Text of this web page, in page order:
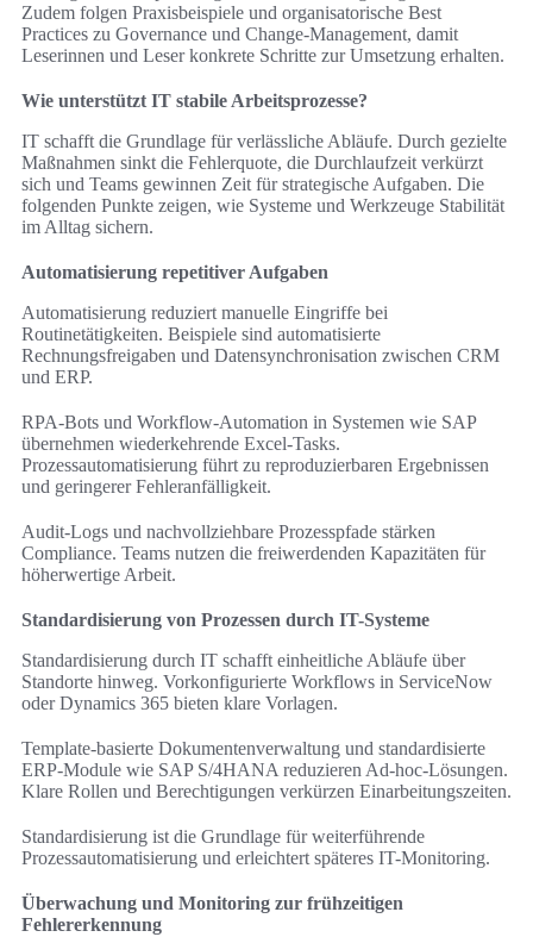
Zudem folgen Praxisbeispiele und organisatorische Best
Practices zu Governance und Change-Management, damit
Leserinnen und Leser konkrete Schritte zur Umsetzung erhalten.
Wie unterstützt IT stabile Arbeitsprozesse?
IT schafft die Grundlage für verlässliche Abläufe. Durch gezielte
Maßnahmen sinkt die Fehlerquote, die Durchlaufzeit verkürzt
sich und Teams gewinnen Zeit für strategische Aufgaben. Die
folgenden Punkte zeigen, wie Systeme und Werkzeuge Stabilität
im Alltag sichern.
Automatisierung repetitiver Aufgaben
Automatisierung reduziert manuelle Eingriffe bei
Routinetätigkeiten. Beispiele sind automatisierte
Rechnungsfreigaben und Datensynchronisation zwischen CRM
und ERP.
RPA-Bots und Workflow-Automation in Systemen wie SAP
übernehmen wiederkehrende Excel-Tasks.
Prozessautomatisierung führt zu reproduzierbaren Ergebnissen
und geringerer Fehleranfälligkeit.
Audit-Logs und nachvollziehbare Prozesspfade stärken
Compliance. Teams nutzen die freiwerdenden Kapazitäten für
höherwertige Arbeit.
Standardisierung von Prozessen durch IT-Systeme
Standardisierung durch IT schafft einheitliche Abläufe über
Standorte hinweg. Vorkonfigurierte Workflows in ServiceNow
oder Dynamics 365 bieten klare Vorlagen.
Template-basierte Dokumentenverwaltung und standardisierte
ERP-Module wie SAP S/4HANA reduzieren Ad-hoc-Lösungen.
Klare Rollen und Berechtigungen verkürzen Einarbeitungszeiten.
Standardisierung ist die Grundlage für weiterführende
Prozessautomatisierung und erleichtert späteres IT-Monitoring.
Überwachung und Monitoring zur frühzeitigen
Fehlererkennung